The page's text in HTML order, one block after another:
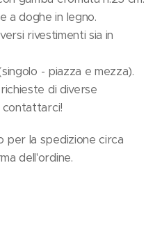
a doghe in legno.
rivestimenti sia in
- piazza e mezza).
di diverse
contattarci!
la spedizione circa
dell'ordine.